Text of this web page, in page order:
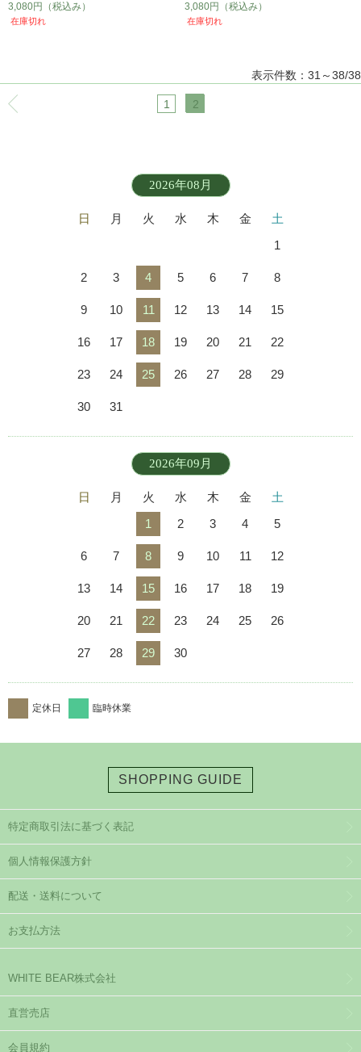
3,080円 （税込み）
在庫切れ
3,080円 （税込み）
在庫切れ
表示件数：31～38/38
1 2
2026年08月
日 月 火 水 木 金
土
1
2 3 4 5 6 7 8
9 10 11 12 13 14 15
16 17 18 19 20 21 22
23 24 25 26 27 28 29
30 31
2026年09月
日 月 火 水 木 金
土
1
2 3 4 5
6 7 8 9 10 11 12
13 14 15 16 17 18 19
20 21 22 23 24 25 26
27 28 29 30
定休日 臨時休業
SHOPPING GUIDE
特定商取引法に基づく表記
個人情報保護方針
配送・送料について
お支払方法
WHITE BEAR株式会社
直営売店
会員規約